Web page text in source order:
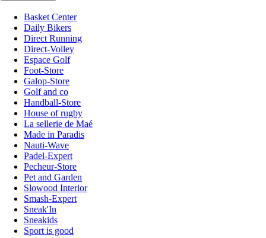
Basket Center
Daily Bikers
Direct Running
Direct-Volley
Espace Golf
Foot-Store
Galop-Store
Golf and co
Handball-Store
House of rugby
La sellerie de Maé
Made in Paradis
Nauti-Wave
Padel-Expert
Pecheur-Store
Pet and Garden
Slowood Interior
Smash-Expert
Sneak'In
Sneakids
Sport is good